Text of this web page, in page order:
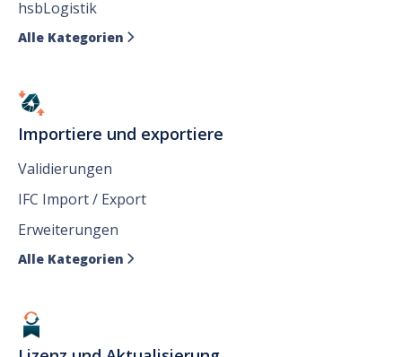
hsbLogistik
Alle Kategorien 
Importiere und exportiere
Validierungen
IFC Import / Export
Erweiterungen
Alle Kategorien 